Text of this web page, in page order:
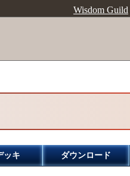
Wisdom Guild
ッキ ダウンロード